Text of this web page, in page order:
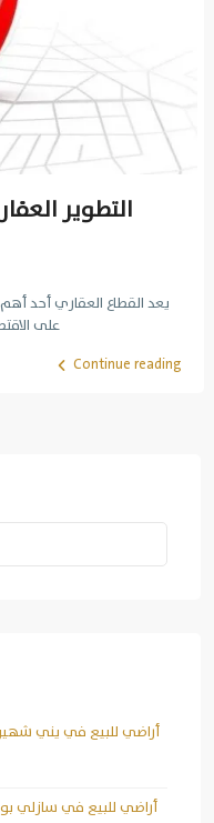
التطوير
يعد القطاع العقاري أحد
على
Continue reading
أراضي للبيع في يني
أراضي للبيع في سازلي